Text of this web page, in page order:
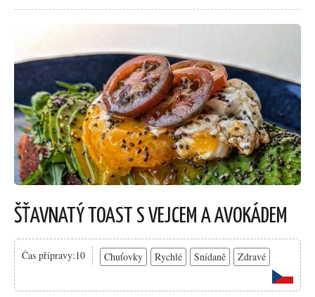
ŠŤAVNATÝ TOAST S VEJCEM A AVOKÁDEM
Čas přípravy:10 Chuťovky Rychlé Snídaně Zdravé